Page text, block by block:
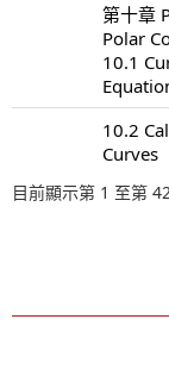
第十章
Polar
10.1
10.2
Curves
目前顯示第 1 至第